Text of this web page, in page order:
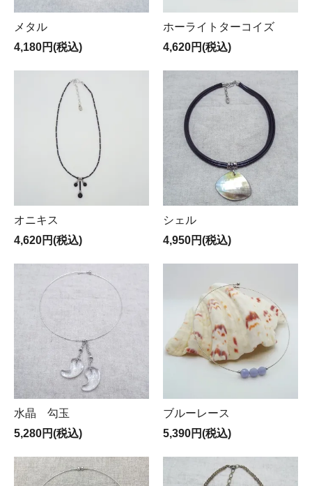
メタル
4,180円(税込)
ホーライトターコイズ
4,620円(税込)
オニキス
4,620円(税込)
シェル
4,950円(税込)
水晶 勾玉
5,280円(税込)
ブルーレース
5,390円(税込)